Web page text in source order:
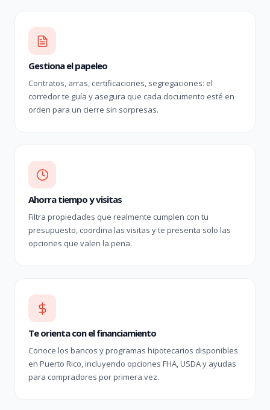
Gestiona el papeleo
Contratos, arras, certificaciones, segregaciones: el
corredor te guía y asegura que cada documento esté en
orden para un cierre sin sorpresas.
Ahorra tiempo y visitas
Filtra propiedades que realmente cumplen con tu
presupuesto, coordina las visitas y te presenta solo las
opciones que valen la pena.
Te orienta con el financiamiento
Conoce los bancos y programas hipotecarios disponibles
en Puerto Rico, incluyendo opciones FHA, USDA y ayudas
para compradores por primera vez.